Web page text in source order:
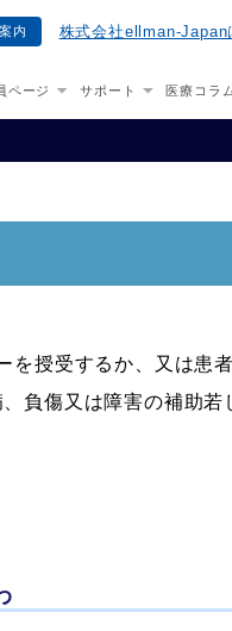
ページ サポート 医療コラ
内 株式会社ellman-Japan
を授受するか、又は患
負傷又は障害の補助若